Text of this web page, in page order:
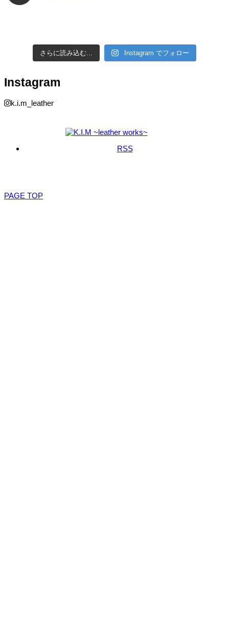
さらに読み込む... Instagram でフォロー
Instagram
k.i.m_leather
RSS
PAGE TOP